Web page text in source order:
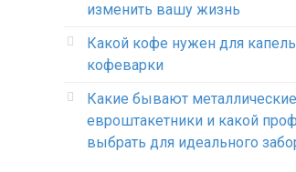
изменить вашу жизнь
Какой кофе нужен для
кофеварки
Какие бывают металлические
евроштакетники и какой
выбрать для идеального